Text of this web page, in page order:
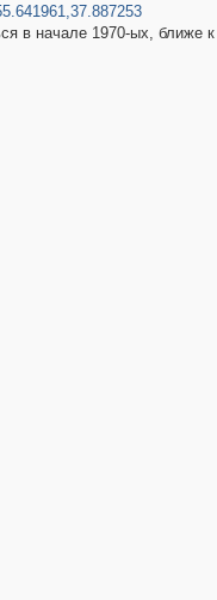
в начале 1970-ых, ближе к